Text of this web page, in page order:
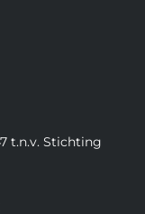
t.n.v. Stichting